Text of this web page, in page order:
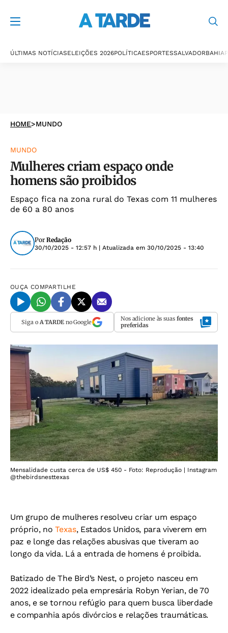
ÚLTIMAS NOTÍCIASELEIÇÕES 2026POLÍTICAESPORTESSALVADORBAHIA
HOME>MUNDO
MUNDO
Mulheres criam espaço onde
homens são proibidos
Espaço fica na zona rural do Texas com 11 mulheres
de 60 a 80 anos
Por Redação
30/10/2025 - 12:57 h | Atualizada em 30/10/2025 - 13:40
OUÇA COMPARTILHE
Siga o A TARDEno Google Nos adicione às suas fontes
preferidas
Mensalidade custa cerca de US$ 450 - Foto: Reprodução | Instagram
@thebirdsnesttexas
Um grupo de mulheres resolveu criar um espaço
próprio, noTexas, Estados Unidos, para viverem em
paz e longe das relações abusivas que tiveram ao
longo da vida. Lá a entrada de homens é proibida.
Batizado de The Bird’s Nest, o projeto nasceu em
2022 idealizado pela empresária Robyn Yerian, de 70
anos, e se tornou refúgio para quem busca liberdade
e companhia após divórcios e relações traumáticas.